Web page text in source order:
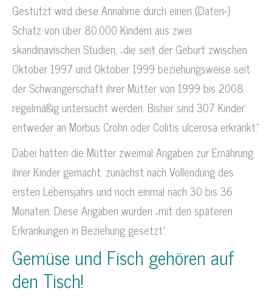
Gestützt wird diese Annahme durch einen (Daten-)
Schatz von über 80.000 Kindern aus zwei
skandinavischen Studien, „die seit der Geburt zwischen
Oktober 1997 und Oktober 1999 beziehungsweise seit
der Schwangerschaft ihrer Mütter von 1999 bis 2008
regelmäßig untersucht werden. Bisher sind 307 Kinder
entweder an Morbus Crohn oder Colitis ulcerosa erkrankt.“
Dabei hatten die Mütter zweimal Angaben zur Ernährung
ihrer Kinder gemacht, zunächst nach Vollendung des
ersten Lebensjahrs und noch einmal nach 30 bis 36
Monaten. Diese Angaben wurden „mit den späteren
Erkrankungen in Beziehung gesetzt“.
Gemüse und Fisch gehören auf
den Tisch!